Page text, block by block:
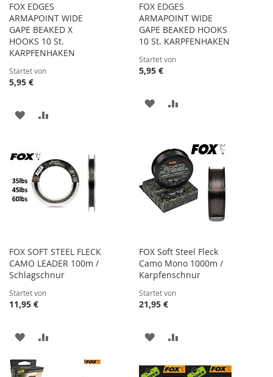
FOX EDGES
ARMAPOINT WIDE
GAPE BEAKED X
HOOKS 10 St.
KARPFENHAKEN
Startet von
5,95 €
ZUR
HINZUFÜGENHINZUFÜGEN
FOX EDGES
ARMAPOINT WIDE
GAPE BEAKED HOOKS
10 St. KARPFENHAKEN
Startet von
5,95 €
ZUR
HINZUFÜGEN
HINZUFÜGEN
FOX SOFT STEEL FLECK
CAMO LEADER 100m /
Schlagschnur
Startet von
11,95 €
ZUR
WUNSCHLISTE
VERGLEICHSLISTE
FOX Soft Steel Fleck
Camo Mono 1000m /
Karpfenschnur
Startet von
21,95 €
ZUR